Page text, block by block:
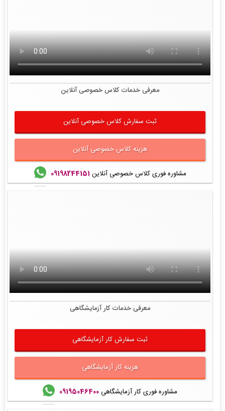
معرفی خدمات کلاس خصوصی آنلاین
ثبت سفارش کلاس خصوصی آنلاین
هزینه کلاس خصوصی آنلاین
مشاوره فوری کلاس خصوصی آنلاین 09198244151
معرفی خدمات کار آزمایشگاهی
ثبت سفارش کار آزمایشگاهی
هزینه کار آزمایشگاهی
مشاوره فوری کار آزمایشگاهی 09195046400